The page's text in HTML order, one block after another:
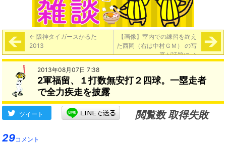
← 阪神タイガースかるた
2013
【画像】室内での練習を終え
た西岡（右は中村ＧＭ） の写
真が話題に→
2013年08月07日 7:38
2軍福留、１打数無安打２四球。一塁走者
で全力疾走を披露
ツイート
閲覧数 取得失敗
29コメント